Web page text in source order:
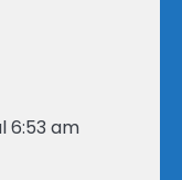
6:53 am